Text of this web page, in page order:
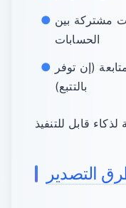
مشتركة بين
الحسابات
(إن توفر
بالتتبع)
التصدير